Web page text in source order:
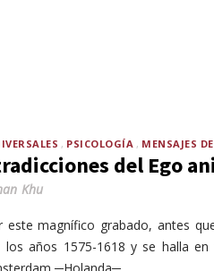
PSICOLOGÍA MENSAJES
del Ego
Khu
este magnífico grabado, antes
los años 1575-1618 y se halla